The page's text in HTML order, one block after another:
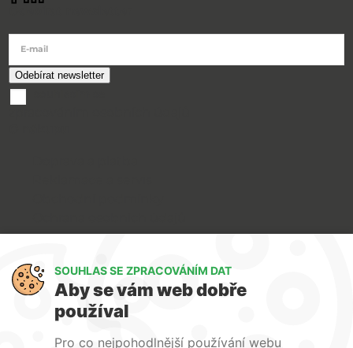
E-mail
O nás
Kontakty
SOUHLAS SE ZPRACOVÁNÍM DAT
Aby se vám web dobře
používal
Pro co nejpohodlnější používání webu